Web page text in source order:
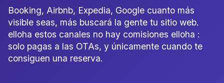
Booking, Airbnb, Expedia, Google cuanto más
visible seas, más buscará la gente tu sitio web.
elloha estos canales no hay comisiones elloha :
solo pagas a las OTAs, y únicamente cuando te
consiguen una reserva.